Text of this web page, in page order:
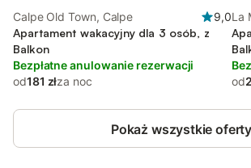
Calpe Old Town, Calpe
9,0
Apartament wakacyjny dla 3 osób, z
Balkon
Bezpłatne anulowanie rezerwacji
od181 złza noc
La
od
Pokaż wszystkie oferty